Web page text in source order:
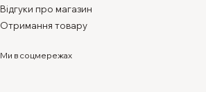
Відгуки про магазин
Отримання товару
Ми в соцмережах